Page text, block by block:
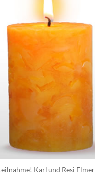
Karl und Resi Elmer